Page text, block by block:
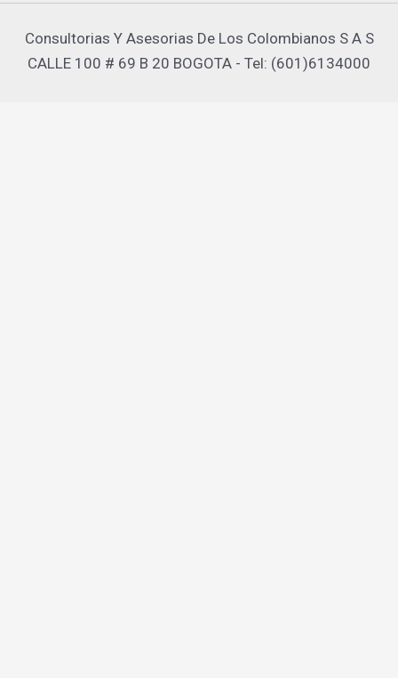
Consultorias Y Asesorias De Los Colombianos S A S
CALLE 100 # 69 B 20 BOGOTA - Tel: (601)6134000